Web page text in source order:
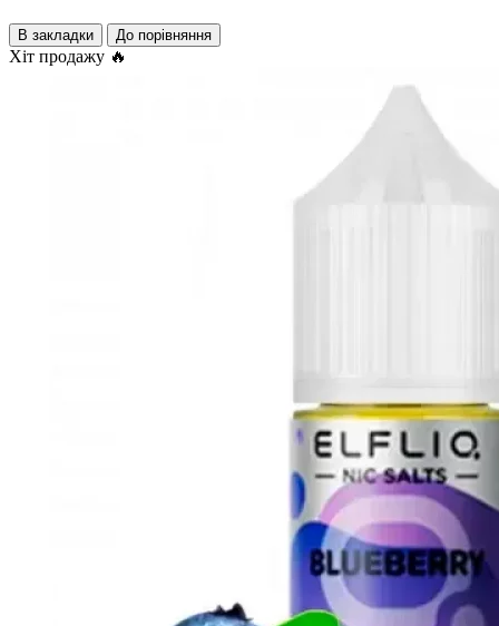
В закладки До порівняння
Хіт продажу 🔥